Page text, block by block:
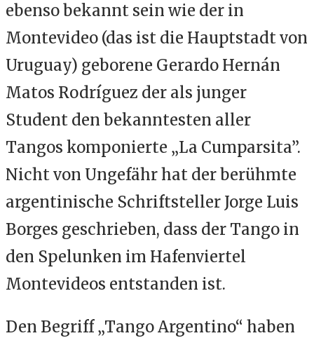
ebenso bekannt sein wie der in
Montevideo (das ist die Hauptstadt von
Uruguay) geborene Gerardo Hernán
Matos Rodríguez der als junger
Student den bekanntesten aller
Tangos komponierte „La Cumparsita”.
Nicht von Ungefähr hat der berühmte
argentinische Schriftsteller Jorge Luis
Borges geschrieben, dass der Tango in
den Spelunken im Hafenviertel
Montevideos entstanden ist.
Den Begriff „Tango Argentino“ haben